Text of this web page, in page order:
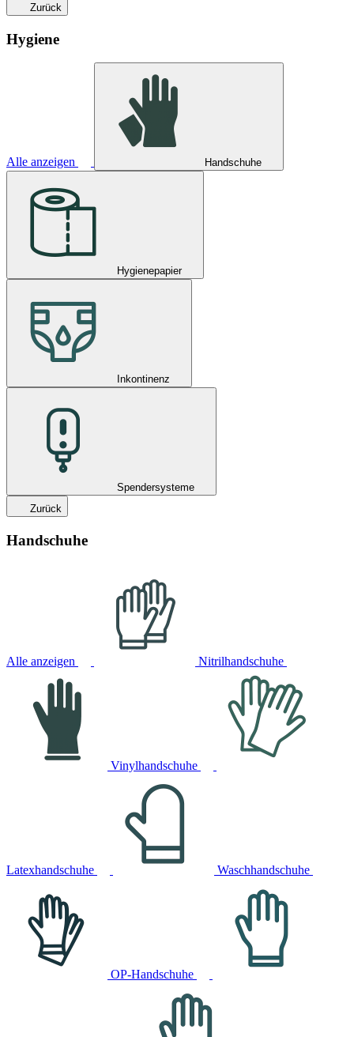
Zurück
Hygiene
Alle anzeigen Handschuhe
Hygienepapier
Inkontinenz
Spendersysteme
Zurück
Handschuhe
Alle anzeigen Nitrilhandschuhe
Vinylhandschuhe
Latexhandschuhe Waschhandschuhe
OP-Handschuhe